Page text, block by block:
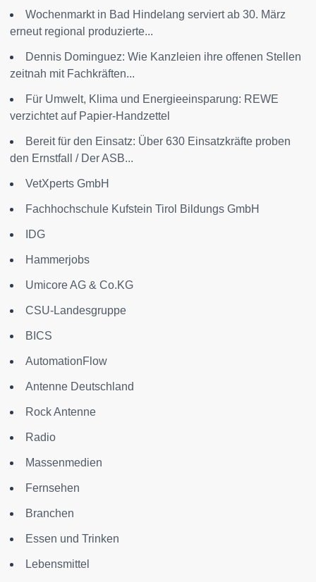
Wochenmarkt in Bad Hindelang serviert ab 30. März
erneut regional produzierte...
Dennis Dominguez: Wie Kanzleien ihre offenen Stellen
zeitnah mit Fachkräften...
Für Umwelt, Klima und Energieeinsparung: REWE
verzichtet auf Papier-Handzettel
Bereit für den Einsatz: Über 630 Einsatzkräfte proben
den Ernstfall / Der ASB...
VetXperts GmbH
Fachhochschule Kufstein Tirol Bildungs GmbH
IDG
Hammerjobs
Umicore AG & Co.KG
CSU-Landesgruppe
BICS
AutomationFlow
Antenne Deutschland
Rock Antenne
Radio
Massenmedien
Fernsehen
Branchen
Essen und Trinken
Lebensmittel